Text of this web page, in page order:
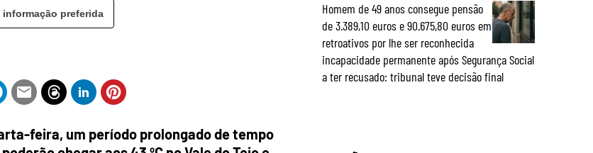
preferida
feira, um período prolongado de tempo
Homem de 49 anos consegue pensão
de 3.389,10 euros e 90.675,80 euros em
retroativos por lhe ser reconhecida
incapacidade permanente após Segurança Social
a ter recusado: tribunal teve decisão final